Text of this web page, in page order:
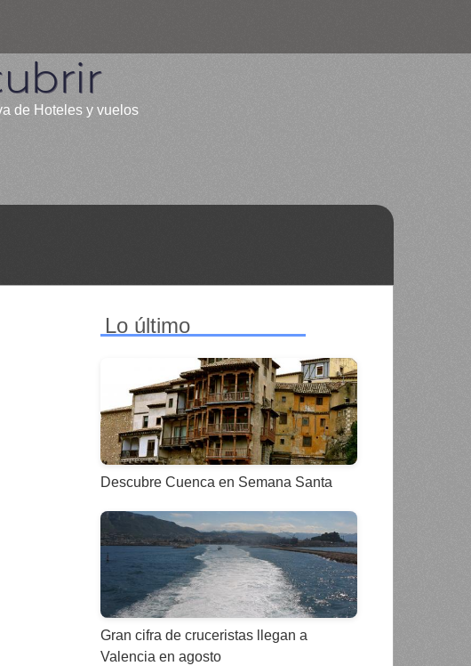
de Hoteles y vuelos
Lo último
Descubre Cuenca en Semana Santa
Gran cifra de cruceristas llegan a
Valencia en agosto